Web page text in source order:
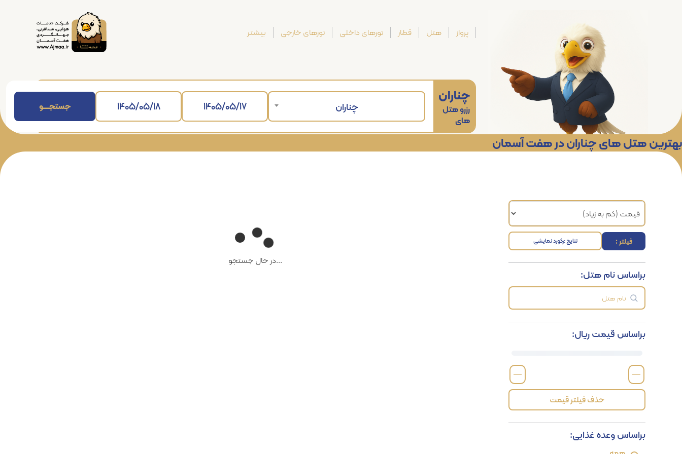
پرواز هتل قطار تورهای داخلی تورهای خارجی بیشتر
چناران
رزرو هتل
های
چناران جستجــــــو
بهترین هتل های چناران در هفت آسمان
فیلتر : نتایج :رکورد نمایشی
براساس نام هتل:
براساس قیمت ریال:
—
—
حذف فیلتر قیمت
براساس وعده غذایی:
...در حال جستجو